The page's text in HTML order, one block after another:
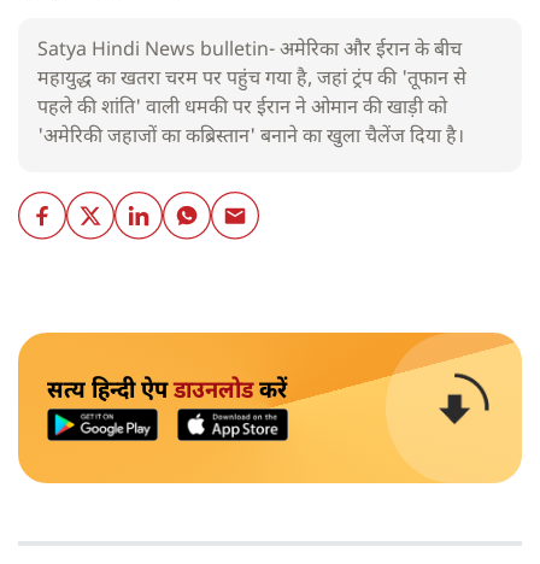
Satya Hindi News bulletin- अमेरिका और ईरान के बीच
महायुद्ध का खतरा चरम पर पहुंच गया है, जहां ट्रंप की 'तूफान से
पहले की शांति' वाली धमकी पर ईरान ने ओमान की खाड़ी को
'अमेरिकी जहाजों का कब्रिस्तान' बनाने का खुला चैलेंज दिया है।
सत्य हिन्दी ऐपडाउनलोडकरें